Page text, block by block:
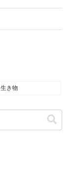
生き物